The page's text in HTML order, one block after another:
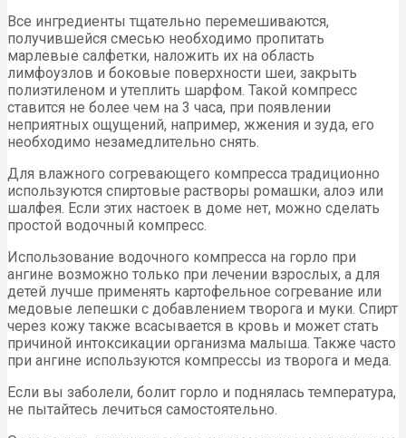
Все ингредиенты тщательно перемешиваются,
получившейся смесью необходимо пропитать
марлевые салфетки, наложить их на область
лимфоузлов и боковые поверхности шеи, закрыть
полиэтиленом и утеплить шарфом. Такой компресс
ставится не более чем на 3 часа, при появлении
неприятных ощущений, например, жжения и зуда, его
необходимо незамедлительно снять.
Для влажного согревающего компресса традиционно
используются спиртовые растворы ромашки, алоэ или
шалфея. Если этих настоек в доме нет, можно сделать
простой водочный компресс.
Использование водочного компресса на горло при
ангине возможно только при лечении взрослых, а для
детей лучше применять картофельное согревание или
медовые лепешки с добавлением творога и муки. Спирт
через кожу также всасывается в кровь и может стать
причиной интоксикации организма малыша. Также часто
при ангине используются компрессы из творога и меда.
Если вы заболели, болит горло и поднялась температура,
не пытайтесь лечиться самостоятельно.